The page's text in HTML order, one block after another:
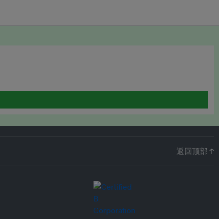
返回顶部 ↑